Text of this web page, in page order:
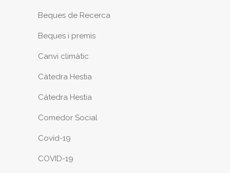
Beques de Recerca
Beques i premis
Canvi climàtic
Càtedra Hestia
Cátedra Hestia
Comedor Social
Covid-19
COVID-19